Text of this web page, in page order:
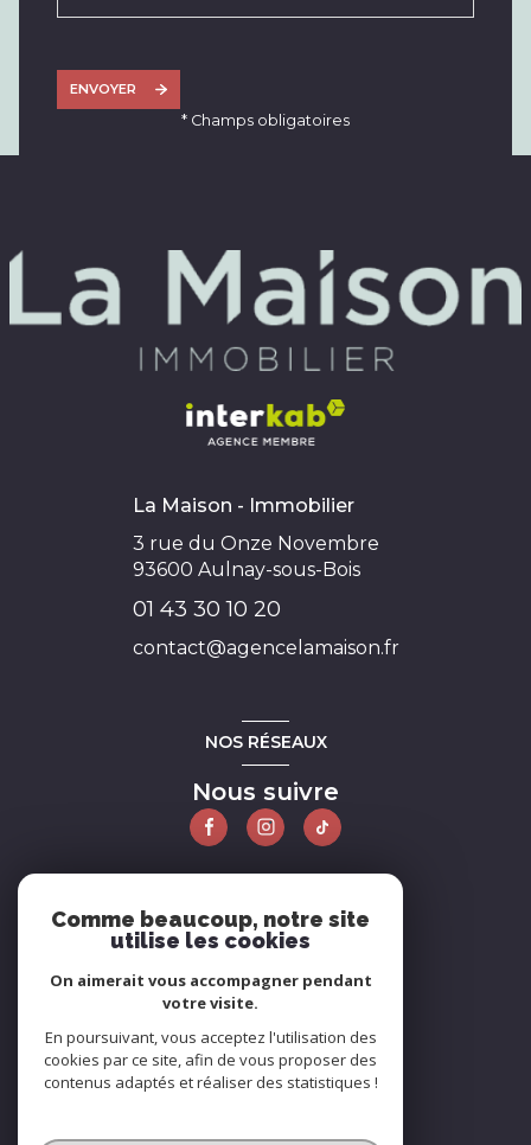
ENVOYER
* Champs obligatoires
La Maison - Immobilier
3 rue du Onze Novembre
93600 Aulnay-sous-Bois
01 43 30 10 20
contact@agencelamaison.fr
NOS RÉSEAUX
Nous suivre
ADHÉRENTS
Comme beaucoup, notre site
utilise les cookies
On aimerait vous accompagner pendant
votre visite.
En poursuivant, vous acceptez l'utilisation des
cookies par ce site, afin de vous proposer des
contenus adaptés et réaliser des statistiques !